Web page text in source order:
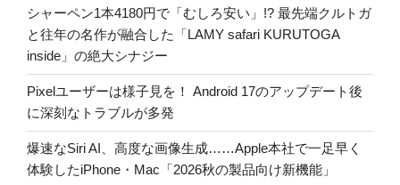
シャーペン1本4180円で「むしろ安い」!? 最先端クルトガ
と往年の名作が融合した「LAMY safari KURUTOGA
inside」の絶大シナジー
Pixelユーザーは様子見を！ Android 17のアップデート後
に深刻なトラブルが多発
爆速なSiri AI、高度な画像生成……Apple本社で一足早く
体験したiPhone・Mac「2026秋の製品向け新機能」